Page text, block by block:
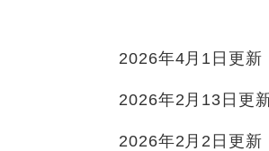
2026年4月1日更新
2026年2月13日更
2026年2月2日更新